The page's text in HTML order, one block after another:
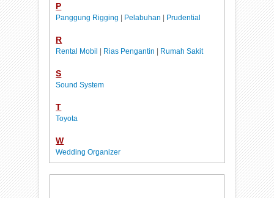
P
Panggung Rigging | Pelabuhan | Prudential
R
Rental Mobil | Rias Pengantin | Rumah Sakit
S
Sound System
T
Toyota
W
Wedding Organizer